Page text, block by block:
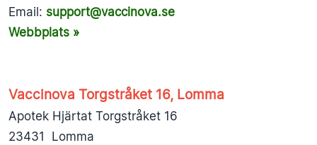
Email: support@vaccinova.se
Webbplats »
Vaccinova Torgstråket 16, Lomma
Apotek Hjärtat Torgstråket 16
23431 Lomma